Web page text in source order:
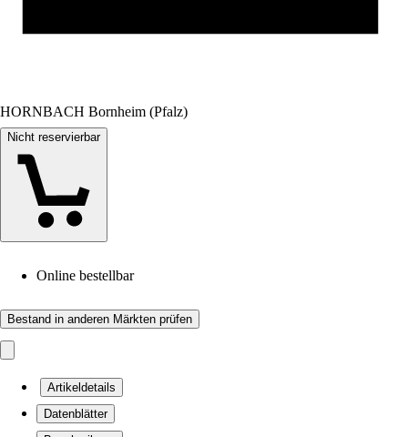
HORNBACH Bornheim (Pfalz)
Nicht reservierbar
Online bestellbar
Bestand in anderen Märkten prüfen
Artikeldetails
Datenblätter